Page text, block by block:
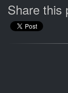
Share this